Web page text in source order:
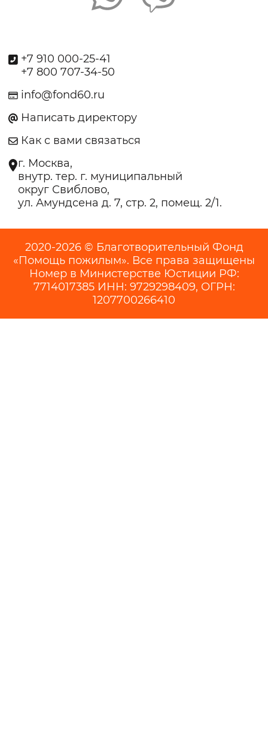
+7 910 000-25-41
+7 800 707-34-50
info@fond60.ru
Написать директору
Как с вами связаться
г. Москва,
внутр. тер. г. муниципальный
округ Свиблово,
ул. Амундсена д. 7, стр. 2, помещ. 2/1.
2020-2026 © Благотворительный Фонд
«Помощь пожилым». Все права защищены
Номер в Министерстве Юстиции РФ:
7714017385 ИНН: 9729298409, ОГРН:
1207700266410